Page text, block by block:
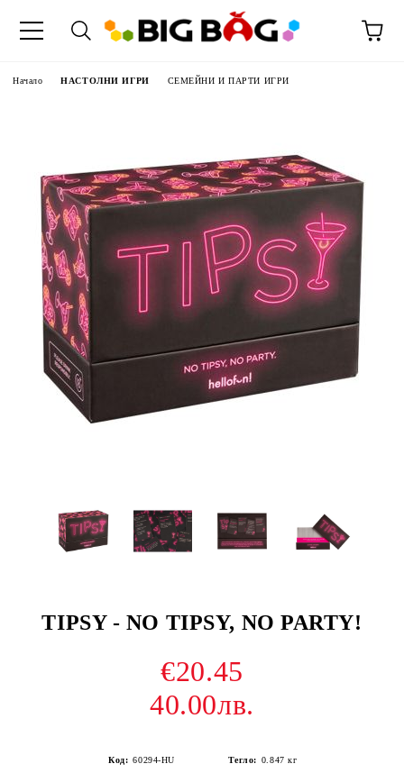
Начало НАСТОЛНИ ИГРИ СЕМЕЙНИ И ПАРТИ ИГРИ
TIPSY - NO TIPSY, NO PARTY!
€20.45
40.00лв.
Код: 60294-HU Тегло: 0.847 кг